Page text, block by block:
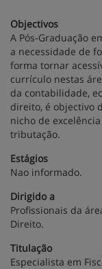
Objectivos
A Pós-Graduação
a necessidade de
forma tornar
currículo nestas
da contabilidade,
direito, é objectivo
nicho de
tributação.
Estágios
Nao informado.
Dirigido a
Profissionais da
Direito.
Titulação
Especialista em